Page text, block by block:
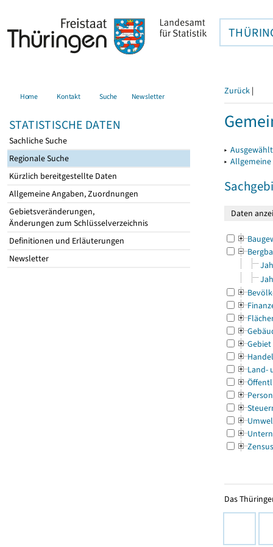
Home Kontakt Suche Newsletter
STATISTISCHE DATEN
Sachliche Suche
Regionale Suche
Kürzlich bereitgestellte Daten
Allgemeine Angaben, Zuordnungen
Gebietsveränderungen,
Änderungen zum Schlüsselverzeichnis
Definitionen und Erläuterungen
Newsletter
Zurück |
▸
▸
Gebiet
Land-
Zensus
Das